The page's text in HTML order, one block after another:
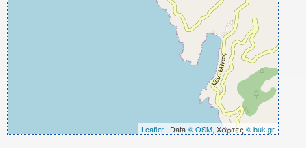
Leaflet | Data© OSM, Χάρτες © buk.gr